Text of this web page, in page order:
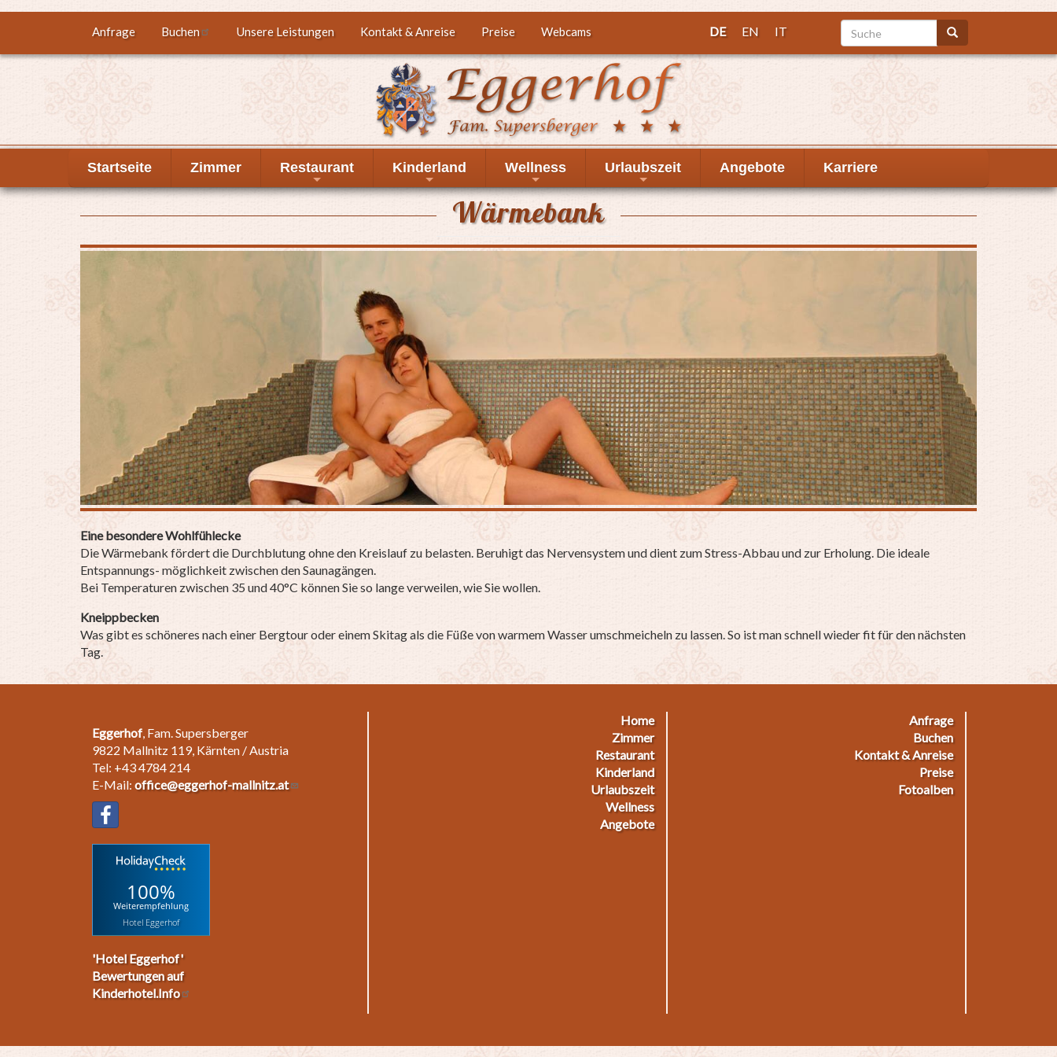
Inhalt
Top
menu
Anfrage Buchen Unsere Leistungen Kontakt & Anreise Preise Webcams DE EN IT Suche Suche
Startseite Zimmer
+
Restaurant
+
Kinderland
+
Wellness
+
Urlaubszeit Angebote Karriere
Wärmebank
Eine besondere Wohlfühlecke
Die Wärmebank fördert die Durchblutung ohne den Kreislauf zu belasten. Beruhigt das Nervensystem und dient zum Stress-Abbau und zur Erholung. Die ideale
Entspannungs- möglichkeit zwischen den Saunagängen.
Bei Temperaturen zwischen 35 und 40°C können Sie so lange verweilen, wie Sie wollen.
Kneippbecken
Was gibt es schöneres nach einer Bergtour oder einem Skitag als die Füße von warmem Wasser umschmeicheln zu lassen. So ist man schnell wieder fit für den nächsten
Tag.
Eggerhof, Fam. Supersberger
9822 Mallnitz 119, Kärnten / Austria
Tel: +43 4784 214
E-Mail: office@eggerhof-mallnitz.at
100%
Weiterempfehlung
Hotel Eggerhof
'Hotel Eggerhof'
Bewertungen auf
Kinderhotel.Info
Home
Zimmer
Restaurant
Kinderland
Urlaubszeit
Wellness
Angebote
Anfrage
Buchen
Kontakt & Anreise
Preise
Fotoalben